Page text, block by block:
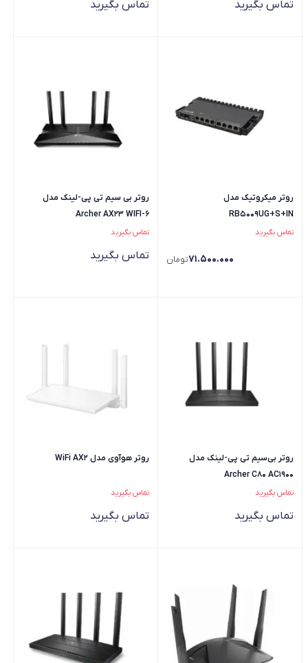
تماس بگیرید تماس بگیرید
روتر میکروتیک مدل
RB5009UG+S+IN
تماس بگیرید
71.500.000تومان
روتر بی سیم تی پی-لینک مدل
Archer AX23 WIFI-6
تماس بگیرید
تماس بگیرید
روتر بی‌سیم تی پی-لینک مدل
Archer C80 AC1900
تماس بگیرید
تماس بگیرید
روتر هوآوی مدل WiFi AX2
تماس بگیرید
تماس بگیرید